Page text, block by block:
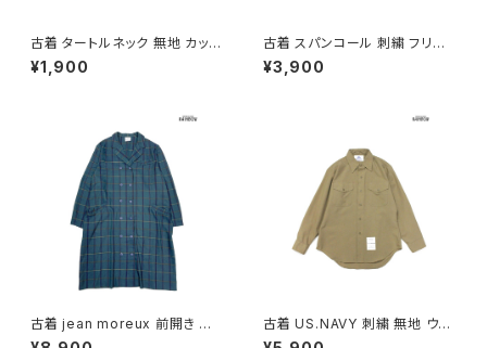
古着 タートルネック 無地 カット
ソー 長袖 Ｔシャツ くすみ 青 水
色 (ttu2501171)
¥1,900
古着 スパンコール 刺繍 フリル
前開き 総柄 長袖 ブラウス ピン
ク (ttu2501145)
¥3,900
古着 jean moreux 前開き チェ
ック柄 長袖 アウター テーラード
古着 US.NAVY 刺繍 無地 ウー
ル 長袖 シャツ 茶 (ttu250104